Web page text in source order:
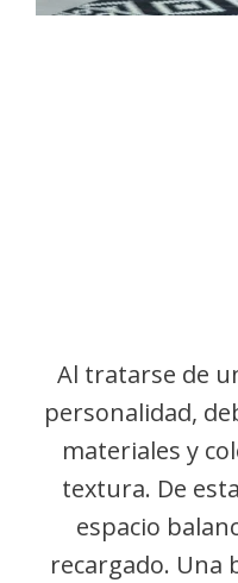
Al tratarse de
personalidad,
materiales y
textura. De
espacio
recargado. Una